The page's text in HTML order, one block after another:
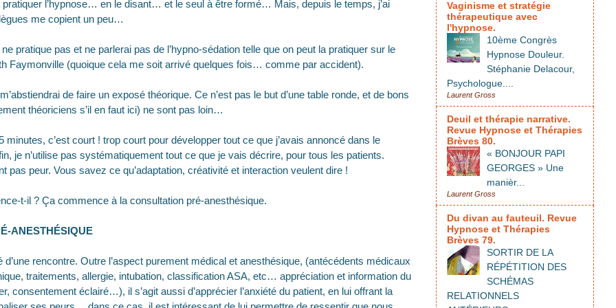
l’hypnose… en le disant… et le seul à être formé… Mais, depuis le temps, j’ai
me copient un peu…
pratique pas et ne parlerai pas de l’hypno-sédation telle que on peut la pratiquer sur le
Faymonville (quoique cela me soit arrivé quelques fois… comme par accident).
de faire un exposé théorique. Ce n’est pas le but d’une table ronde, et de bons
théoriciens s’il en faut ici) ne sont pas loin…
minutes, c’est court ! trop court pour développer tout ce que j’avais annoncé dans le
je n’utilise pas systématiquement tout ce que je vais décrire, pour tous les patients.
pas peur. Vous savez ce qu’adaptation, créativité et interaction veulent dire !
t-il ? Ça commence à la consultation pré-anesthésique.
ANESTHÉSIQUE
d’une rencontre. Outre l’aspect purement médical et anesthésique, (antécédents médicaux
traitements, allergie, intubation, classification ASA, etc… appréciation et information du
consentement éclairé…), il s’agit aussi d’apprécier l’anxiété du patient, en lui offrant la
Vaginisme et stratégie
thérapeutique avec
l'hypnose.
10ème Congrès
Hypnose Douleur.
Stéphanie Delacour,
Psychologue....
Laurent Gross
Deuil et thérapie narrative.
Revue Hypnose et Thérapies
Brèves 80.
« BONJOUR PAPI
GEORGES » Une
manièr...
Laurent Gross
Du divan au fauteuil. Revue
Hypnose et Thérapies
Brèves 79.
SORTIR DE LA
RÉPÉTITION DES
SCHÉMAS
RELATIONNELS